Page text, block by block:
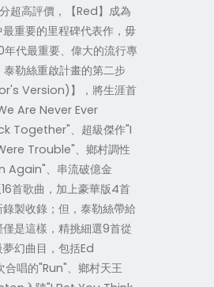
分超高評價，【Red】成為
重要的里程碑代表作，毋
年代最重要、偉大的流行專
泰勒絲重啟計畫的第二步
Version)】，將生涯首
Are Never Ever
Together"、超級傑作"I
Trouble"、鄉村調性
Again"、串流破億金
16首歌曲，加上豪華版4首
製收錄；但，泰勒絲帶給
是這樣，精挑細選9首從
幻曲目，包括Ed
合唱的"Run"、鄉村天王